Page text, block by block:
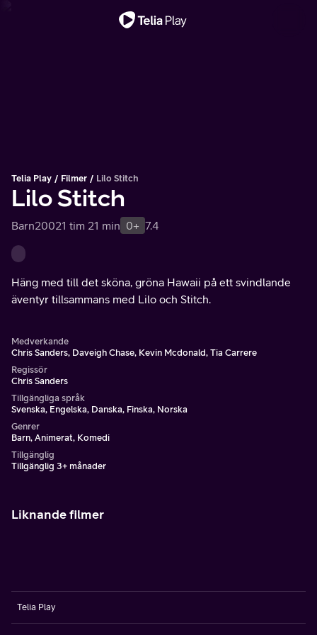
Telia Play Filmer Lilo Stitch
Lilo Stitch
Barn20021 tim 21 min 0+ 7.4
Häng med till det sköna, gröna Hawaii på ett svindlande
äventyr tillsammans med Lilo och Stitch.
Medverkande
Chris Sanders, Daveigh Chase, Kevin Mcdonald, Tia Carrere
Regissör
Chris Sanders
Tillgängliga språk
Svenska, Engelska, Danska, Finska, Norska
Genrer
Barn, Animerat, Komedi
Tillgänglig
Tillgänglig 3+ månader
Liknande filmer
Telia Play